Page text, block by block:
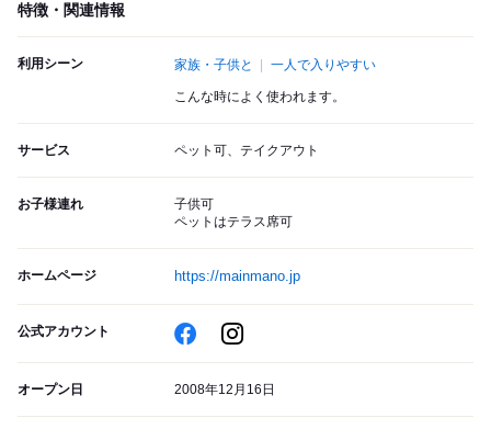
特徴・関連情報
利用シーン 家族・子供と 一人で入りやすい
こんな時によく使われます。
サービス ペット可、テイクアウト
お子様連れ
子供可
ペットはテラス席可
ホームページ https://mainmano.jp
公式アカウント
オープン日 2008年12月16日